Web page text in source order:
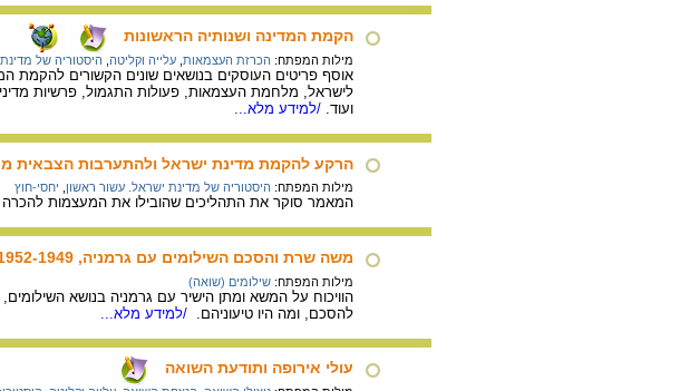
הקמת המדינה ושנותיה הראשונות
מילות המפתח: הכרזת העצמאות עלייה וקליטה היסטוריה של
אוסף פריטים העוסקים בנושאים שונים הקשורים להקמת
לישראל, מלחמת העצמאות, פעולות התגמול, פרשיות
ועוד. /למידע מלא...
הרקע להקמת מדינת ישראל ולהתערבות הצבאית
מילות המפתח: היסטוריה של מדינת ישראל. עשור ראשון יחסי-חוץ
המאמר סוקר את התהליכים שהובילו את המעצמות להכרה
משה שרת והסכם השילומים עם גרמניה, 1952-1949 : חלק א'
מילות המפתח: שילומים (שואה)
להסכם, ומה היו טיעוניהם.
/למידע מלא...
עולי אירופה ותודעת השואה